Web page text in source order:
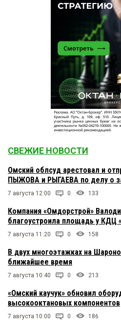
СВЕЖИЕ НОВОСТИ
Омский облсуд арестовал и
ПЫЖОВА и РЫГАЕВА по делу о
7 августа 12:00 0 133
Компания «Омдорстрой»
благоустроила площадь у КДЦ
7 августа 11:20 0 158
В двух многоэтажках на
ближайшее время
7 августа 10:40 0 213
«Омский каучук» обновил
высокооктановых компонентов
7 августа 10:00 0 186